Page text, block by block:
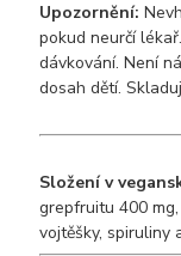
Upozornění:
pokud neurčí
dávkování. Není
dosah dětí.
Složení v
grepfruitu 400
vojtěšky, spiruliny